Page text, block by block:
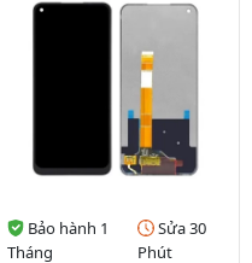
Bảo hành 1
Tháng
Sửa 30
Phút